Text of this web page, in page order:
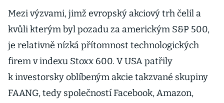
Mezi výzvami, jimž evropský akciový trh čelil a
kvůli kterým byl pozadu za americkým S&P 500,
je relativně nízká přítomnost technologických
firem v indexu Stoxx 600. V USA patřily
k investorsky oblíbeným akcie takzvané skupiny
FAANG, tedy společností Facebook, Amazon,